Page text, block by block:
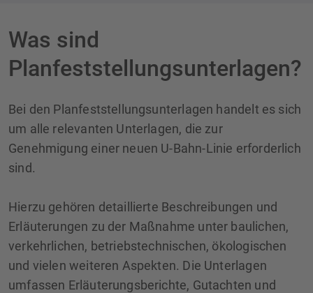
Was sind
Planfeststellungsunterlagen?
Bei den Planfeststellungsunterlagen handelt es sich
um alle relevanten Unterlagen, die zur
Genehmigung einer neuen U-Bahn-Linie erforderlich
sind.
Hierzu gehören detaillierte Beschreibungen und
Erläuterungen zu der Maßnahme unter baulichen,
verkehrlichen, betriebstechnischen, ökologischen
und vielen weiteren Aspekten. Die Unterlagen
umfassen Erläuterungsberichte, Gutachten und